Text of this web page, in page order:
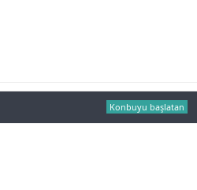
Konbuyu başlatan